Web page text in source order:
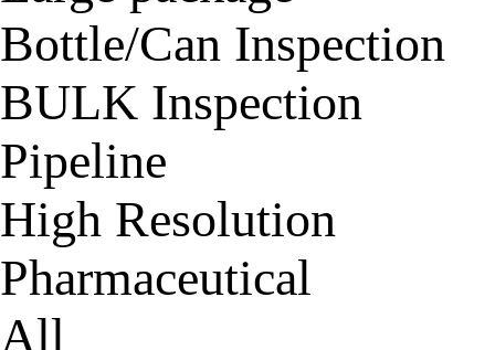
Bottle/Can Inspection
BULK Inspection
Pipeline
High Resolution
Pharmaceutical
All